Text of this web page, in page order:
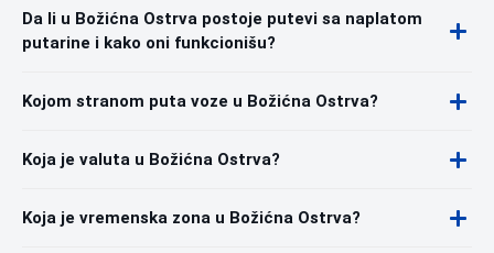
Da li u Božićna Ostrva postoje putevi sa naplatom
putarine i kako oni funkcionišu?
Kojom stranom puta voze u Božićna Ostrva?
Koja je valuta u Božićna Ostrva?
Koja je vremenska zona u Božićna Ostrva?